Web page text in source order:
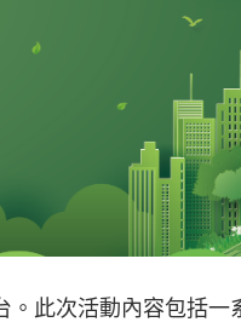
此次活動內容包括